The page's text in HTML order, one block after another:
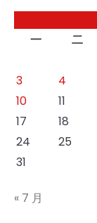
一
二
3
4
10
11
17
18
24
25
31
« 7 月